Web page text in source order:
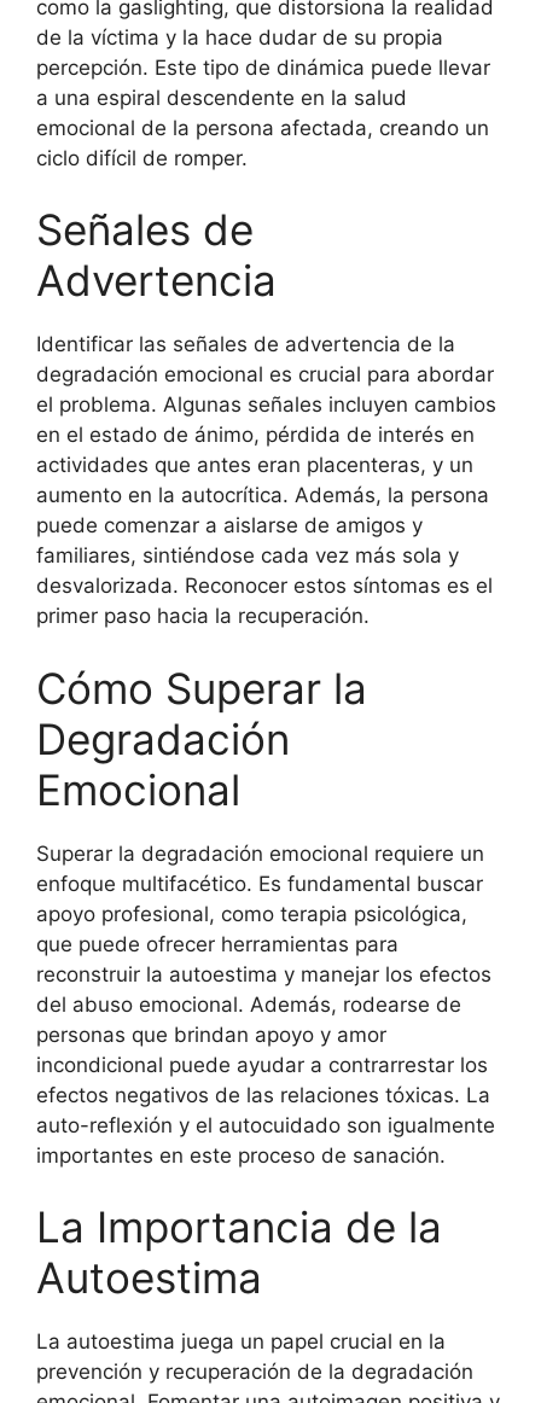
como la gaslighting, que distorsiona la realidad
de la víctima y la hace dudar de su propia
percepción. Este tipo de dinámica puede llevar
a una espiral descendente en la salud
emocional de la persona afectada, creando un
ciclo difícil de romper.
Señales de
Advertencia
Identificar las señales de advertencia de la
degradación emocional es crucial para abordar
el problema. Algunas señales incluyen cambios
en el estado de ánimo, pérdida de interés en
actividades que antes eran placenteras, y un
aumento en la autocrítica. Además, la persona
puede comenzar a aislarse de amigos y
familiares, sintiéndose cada vez más sola y
desvalorizada. Reconocer estos síntomas es el
primer paso hacia la recuperación.
Cómo Superar la
Degradación
Emocional
Superar la degradación emocional requiere un
enfoque multifacético. Es fundamental buscar
apoyo profesional, como terapia psicológica,
que puede ofrecer herramientas para
reconstruir la autoestima y manejar los efectos
del abuso emocional. Además, rodearse de
personas que brindan apoyo y amor
incondicional puede ayudar a contrarrestar los
efectos negativos de las relaciones tóxicas. La
auto-reflexión y el autocuidado son igualmente
importantes en este proceso de sanación.
La Importancia de la
Autoestima
La autoestima juega un papel crucial en la
prevención y recuperación de la degradación